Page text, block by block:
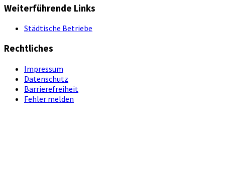
Weiterführende Links
Städtische Betriebe
Rechtliches
Impressum
Datenschutz
Barrierefreiheit
Fehler melden